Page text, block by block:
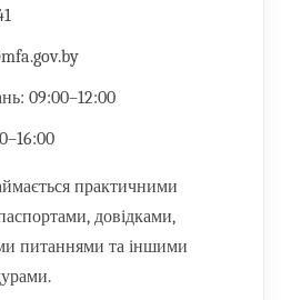
09:00–12:00
практичними
довідками,
питаннями та іншими